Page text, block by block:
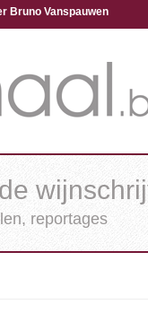
Bruno Vanspauwen
reportages